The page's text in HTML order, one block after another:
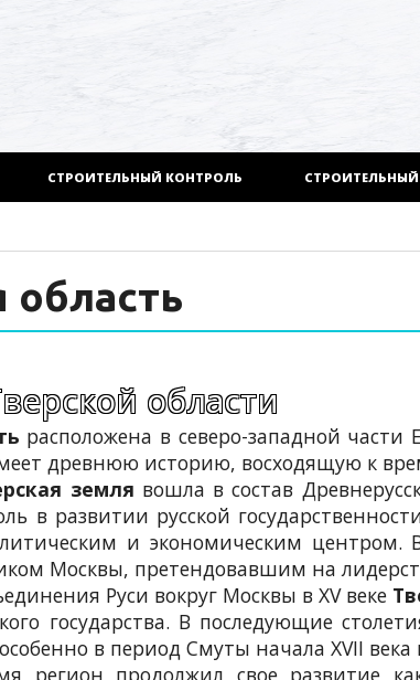
СТРОИТЕЛЬНЫЙ КОНТРОЛЬ
область
области
расположена в северо-западной
древнюю историю, восходящую к
земля вошла в состав
в развитии русской
и экономическим центром. В
Москвы, претендовавшим на
Руси вокруг Москвы в XV веке
государства. В последующие
в период Смуты начала XVII
регион продолжил свое развитие